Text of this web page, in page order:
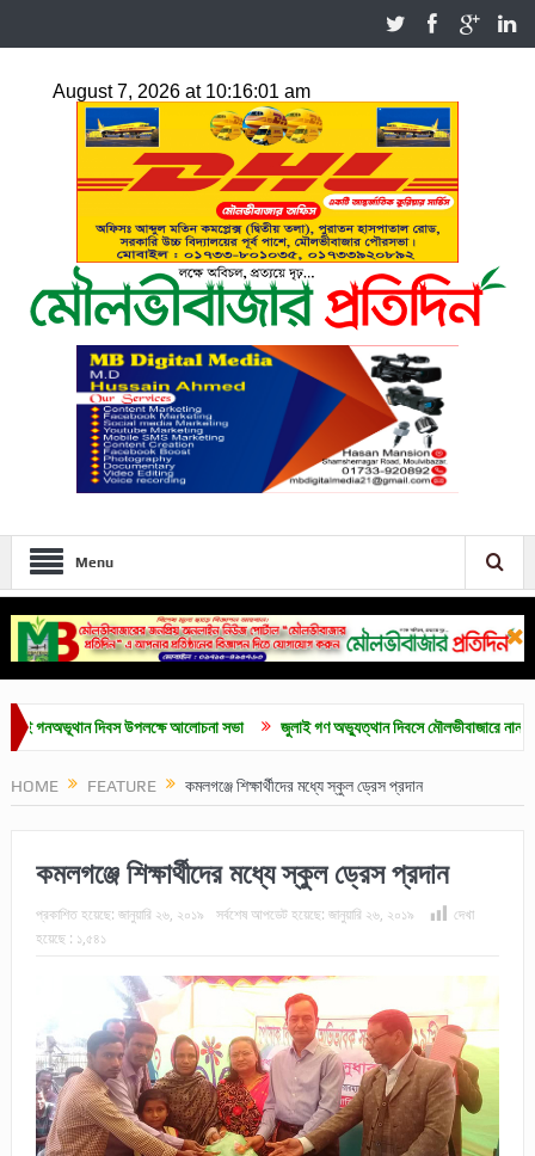
Menu
দিবস উপলক্ষে আলোচনা সভা জুলাই গণ অভ্যুত্থান দিবসে মৌলভীবাজারে নানা কর্মসূচি
HOME FEATURE কমলগঞ্জে শিক্ষার্থীদের মধ্যে স্কুল ড্রেস প্রদান
কমলগঞ্জে শিক্ষার্থীদের মধ্যে স্কুল ড্রেস প্রদান
প্রকাশিত হয়েছে: জানুয়ারি ২৬, ২০১৯ সর্বশেষ আপডেট হয়েছে: জানুয়ারি ২৬, ২০১৯
দেখা
হয়েছে : ১,৫৪১